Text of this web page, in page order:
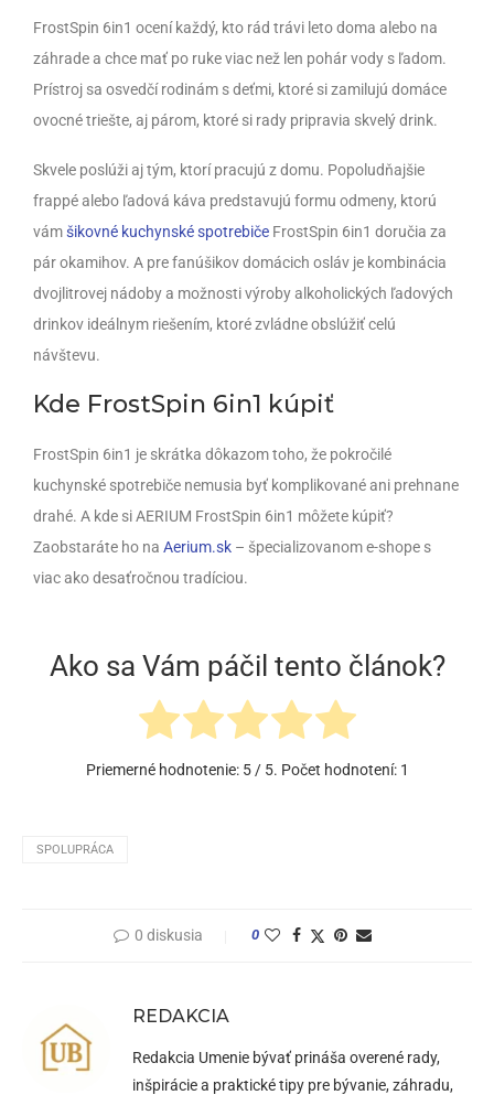
FrostSpin 6in1 ocení každý, kto rád trávi leto doma alebo na
záhrade a chce mať po ruke viac než len pohár vody s ľadom.
Prístroj sa osvedčí rodinám s deťmi, ktoré si zamilujú domáce
ovocné triešte, aj párom, ktoré si rady pripravia skvelý drink.
Skvele poslúži aj tým, ktorí pracujú z domu. Popoludňajšie
frappé alebo ľadová káva predstavujú formu odmeny, ktorú
vámšikovné kuchynské spotrebiče FrostSpin 6in1 doručia za
pár okamihov. A pre fanúšikov domácich osláv je kombinácia
dvojlitrovej nádoby a možnosti výroby alkoholických ľadových
drinkov ideálnym riešením, ktoré zvládne obslúžiť celú
návštevu.
Kde FrostSpin 6in1 kúpiť
FrostSpin 6in1 je skrátka dôkazom toho, že pokročilé
kuchynské spotrebiče nemusia byť komplikované ani prehnane
drahé. A kde si AERIUM FrostSpin 6in1 môžete kúpiť?
Zaobstaráte ho na Aerium.sk – špecializovanom e-shope s
viac ako desaťročnou tradíciou.
Ako sa Vám páčil tento článok?
Priemerné hodnotenie: 5/ 5. Počet hodnotení: 1
SPOLUPRÁCA
0 diskusia 0
REDAKCIA
Redakcia Umenie bývať prináša overené rady,
inšpirácie a praktické tipy pre bývanie, záhradu,